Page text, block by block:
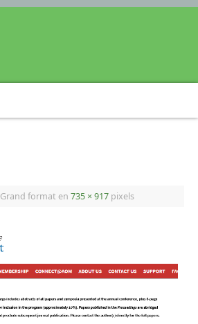
Grand format en 735 × 917 pixels